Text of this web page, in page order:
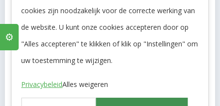
Ook benieuwd wat Remon voor u kan betekenen op het
cookies zijn noodzakelijk voor de correcte werking van
de website. U kunt onze cookies accepteren door op
"Alles accepteren" te klikken of klik op "Instellingen" om
uw toestemming te wijzigen.
PrivacybeleidAlles weigeren
⚙️